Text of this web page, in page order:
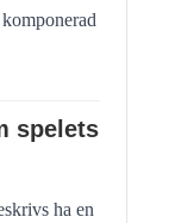
spelets
ha en